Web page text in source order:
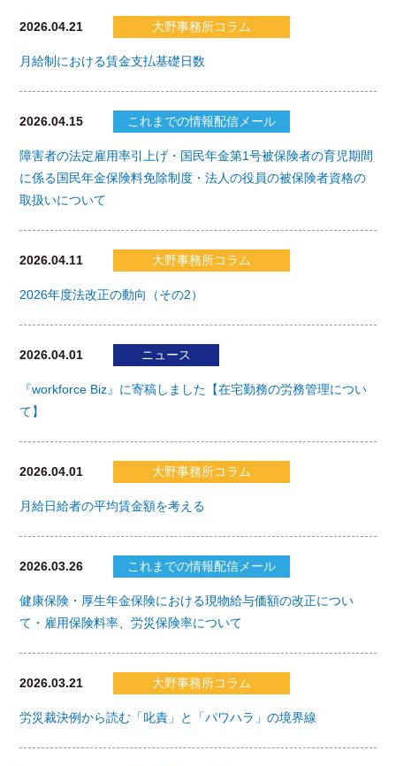
2026.04.21 大野事務所コラム
月給制における賃金支払基礎日数
2026.04.15 これまでの情報配信メール
障害者の法定雇用率引上げ・国民年金第1号被保険者の育児期間
に係る国民年金保険料免除制度・法人の役員の被保険者資格の
取扱いについて
2026.04.11 大野事務所コラム
2026年度法改正の動向（その2）
2026.04.01 ニュース
『workforce Biz』に寄稿しました【在宅勤務の労務管理につい
て】
2026.04.01 大野事務所コラム
月給日給者の平均賃金額を考える
2026.03.26 これまでの情報配信メール
健康保険・厚生年金保険における現物給与価額の改正につい
て・雇用保険料率、労災保険率について
2026.03.21 大野事務所コラム
労災裁決例から読む「叱責」と「パワハラ」の境界線